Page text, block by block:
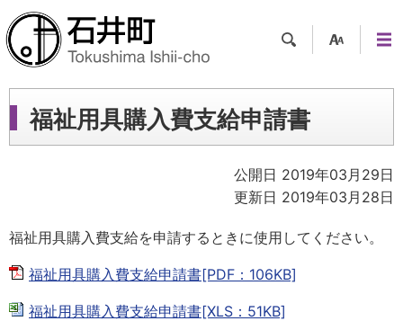
ツー
ュー
福祉用具購入費支給申請書
公開日 2019年03月29日
更新日 2019年03月28日
福祉用具購入費支給を申請するときに使用してください。
福祉用具購入費支給申請書[PDF：106KB]
福祉用具購入費支給申請書[XLS：51KB]